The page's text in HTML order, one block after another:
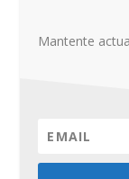
Mantente